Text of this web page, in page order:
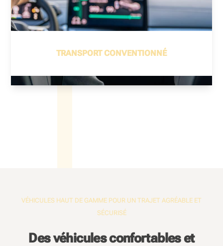
TRANSPORT CONVENTIONNÉ
VÉHICULES HAUT DE GAMME POUR UN TRAJET AGRÉABLE ET
SÉCURISÉ
Des véhicules confortables et